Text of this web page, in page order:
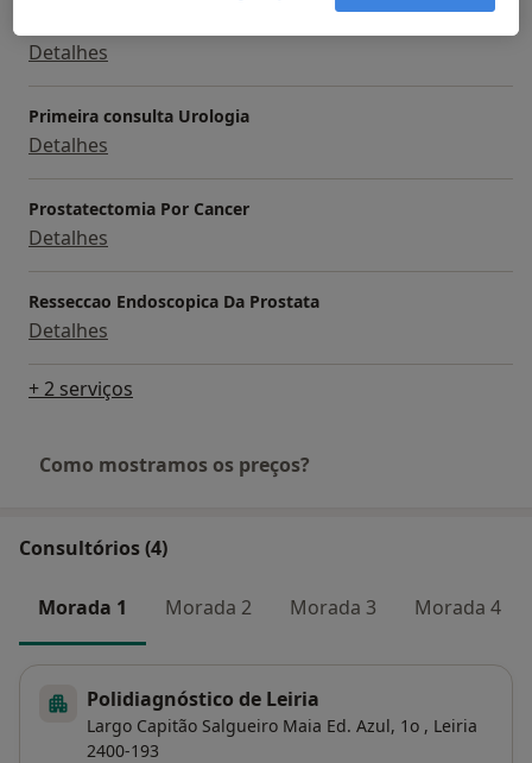
Detalhes
Primeira consulta Urologia
Detalhes
Prostatectomia Por Cancer
Detalhes
Resseccao Endoscopica Da Prostata
Detalhes
+ 2 serviços
Como mostramos os preços?
Consultórios (4)
Morada 1 Morada 2 Morada 3 Morada 4
Polidiagnóstico de Leiria
Largo Capitão Salgueiro Maia Ed. Azul, 1o , Leiria
2400-193